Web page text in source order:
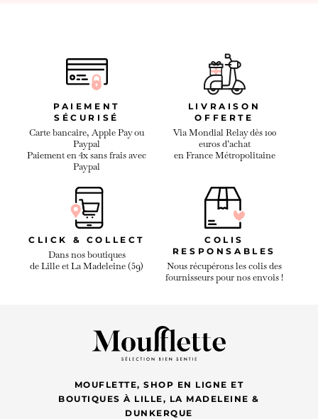
PAIEMENT
SÉCURISÉ
Carte bancaire, Apple Pay ou
Paypal
Paiement en 4x sans frais avec
Paypal
LIVRAISON
OFFERTE
Via Mondial Relay dès 100
euros d’achat
en France Métropolitaine
CLICK & COLLECT
Dans nos boutiques
de Lille et La Madeleine (59)
COLIS
RESPONSABLES
Nous récupérons les colis des
fournisseurs pour nos envois !
MOUFLETTE, SHOP EN LIGNE ET
BOUTIQUES À LILLE, LA MADELEINE &
DUNKERQUE